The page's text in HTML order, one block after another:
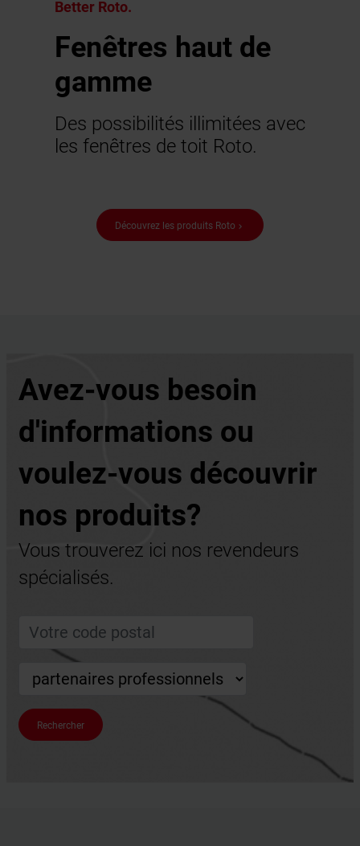
Better Roto.
Fenêtres haut de
gamme
Des possibilités illimitées avec
les fenêtres de toit Roto.
Découvrez les produits Roto keyboard_arrow_right
Avez-vous besoin
d'informations ou
voulez-vous découvrir
nos produits?
Vous trouverez ici nos revendeurs
spécialisés.
Rechercher